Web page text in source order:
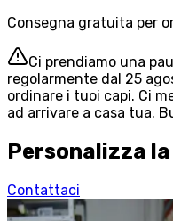
Consegna gratuita per
Ci prendiamo una
regolarmente dal 25
ordinare i tuoi capi. Ci
ad arrivare a casa tua.
Personalizza
Contattaci